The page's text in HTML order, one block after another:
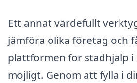
Ett annat värdefullt
jämföra olika företag och
plattformen för städhjälp i
möjligt. Genom att fylla i